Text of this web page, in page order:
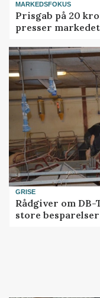
MARKEDSFOKUS
Prisgab på 20
presser markedet
GRISE
Rådgiver om
store besparelser